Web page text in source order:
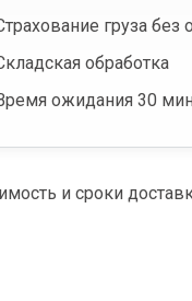
груза без
обработка
ожидания 30
и сроки